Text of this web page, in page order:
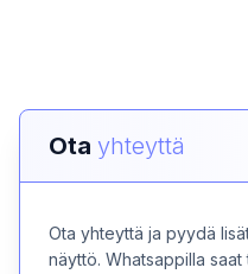
Ota yhteyttä
Ota yhteyttä ja pyydä
näyttö. Whatsappilla